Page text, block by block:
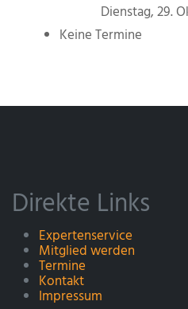
Dienstag, 29.
Keine Termine
Direkte Links
Expertenservice
Mitglied werden
Termine
Kontakt
Impressum